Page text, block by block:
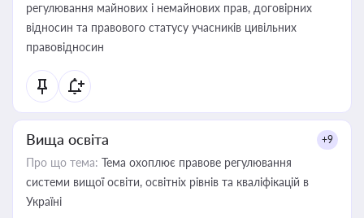
регулювання майнових і немайнових прав, договірних
відносин та правового статусу учасників цивільних
правовідносин
Вища освіта +9
Про що тема: Тема охоплює правове регулювання
системи вищої освіти, освітніх рівнів та кваліфікацій в
Україні